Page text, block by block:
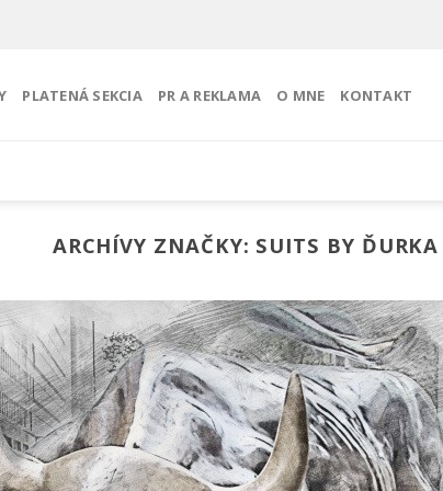
PLATENÁ SEKCIA PR A REKLAMA O MNE KONTAKT
ARCHÍVY ZNAČKY: SUITS BY ĎURKA